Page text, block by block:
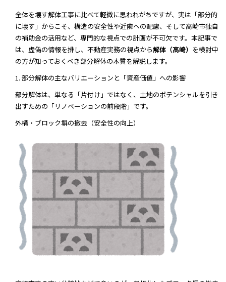
全体を壊す解体工事に比べて軽微に思われがちですが、実は「部分的
に壊す」からこそ、構造の安全性や近隣への配慮、そして高崎市独自
の補助金の活用など、専門的な視点での計画が不可欠です。本記事で
は、虚偽の情報を排し、不動産実務の視点から解体（高崎） を検討中
の方が知っておくべき部分解体の本質を解説します。
1. 部分解体の主なバリエーションと「資産価値」への影響
部分解体は、単なる「片付け」ではなく、土地のポテンシャルを引き
出すための「リノベーションの前段階」です。
外構・ブロック塀の撤去（安全性の向上）